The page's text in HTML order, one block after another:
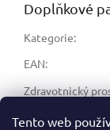
Tento web
Doplňkové
Kategorie:
EAN:
Zdravotnický